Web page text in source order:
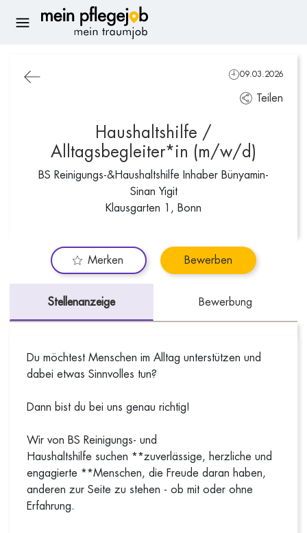
Haushaltshilfe /
Alltagsbegleiter*in (m/w/d)
BS Reinigungs-&Haushaltshilfe Inhaber Bünyamin-
Sinan Yigit
Klausgarten 1, Bonn
09.03.2026
Teilen
Merken Bewerben
Stellenanzeige Bewerbung
Du möchtest Menschen im Alltag unterstützen und
dabei etwas Sinnvolles tun?
Dann bist du bei uns genau richtig!
Wir von BS Reinigungs- und
Haushaltshilfe suchen **zuverlässige, herzliche und
engagierte **Menschen, die Freude daran haben,
anderen zur Seite zu stehen - ob mit oder ohne
Erfahrung.